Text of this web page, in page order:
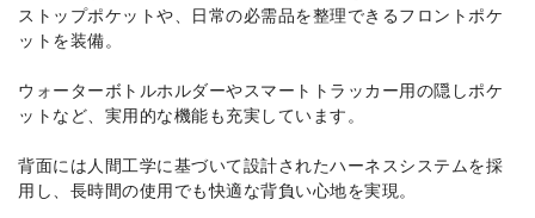
ストップポケットや、日常の必需品を整理できるフロントポケ
ットを装備。
ウォーターボトルホルダーやスマートトラッカー用の隠しポケ
ットなど、実用的な機能も充実しています。
背面には人間工学に基づいて設計されたハーネスシステムを採
用し、長時間の使用でも快適な背負い心地を実現。